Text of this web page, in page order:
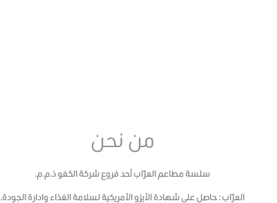
من نحن
سلسة مطاعم العرّاب أحد فروع شركة الكفو ذ.م.م.
العرّاب : حاصل على شهادة الأيزو الأمريكية لسلامة الغذاء وادارة الجودة.